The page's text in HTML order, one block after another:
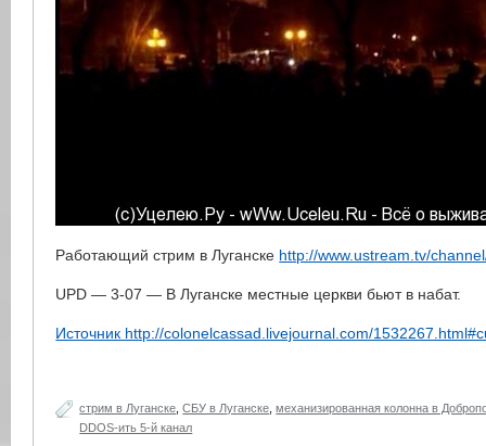
Работающий стрим в Луганске http://www.ustream.tv/
UPD — 3-07 — В Луганске местные церкви бьют в набат.
Источник http://colonelcassad.livejournal.com/
стрим в Луганске ,СБУ в Луганске ,механизированная колонна в
DDOS-ить 5-й канал